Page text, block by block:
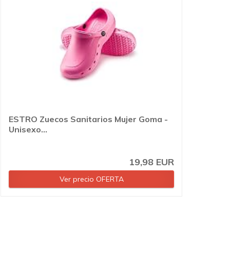
ESTRO Zuecos Sanitarios Mujer Goma -
Unisexo...
19,98 EUR
Ver precio OFERTA